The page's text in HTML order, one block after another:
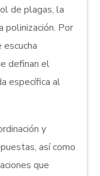
de plagas, la
polinización. Por
escucha
definan el
específica al
y
así como
que